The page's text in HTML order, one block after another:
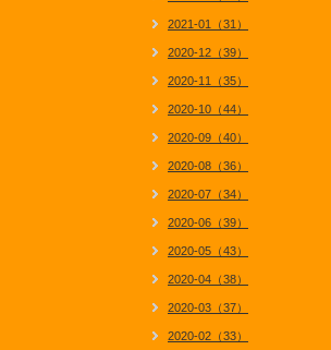
2021-01（31）
2020-12（39）
2020-11（35）
2020-10（44）
2020-09（40）
2020-08（36）
2020-07（34）
2020-06（39）
2020-05（43）
2020-04（38）
2020-03（37）
2020-02（33）